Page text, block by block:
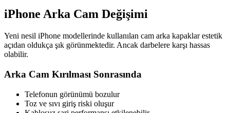
iPhone Arka Cam Değişimi
Yeni nesil iPhone modellerinde kullanılan cam arka kapaklar estetik
açıdan oldukça şık görünmektedir. Ancak darbelere karşı hassas
olabilir.
Arka Cam Kırılması Sonrasında
Telefonun görünümü bozulur
Toz ve sıvı giriş riski oluşur